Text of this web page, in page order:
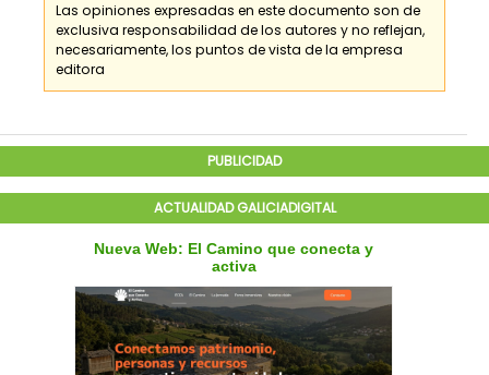
Las opiniones expresadas en este documento son de
exclusiva responsabilidad de los autores y no reflejan,
necesariamente, los puntos de vista de la empresa
editora
PUBLICIDAD
ACTUALIDAD GALICIADIGITAL